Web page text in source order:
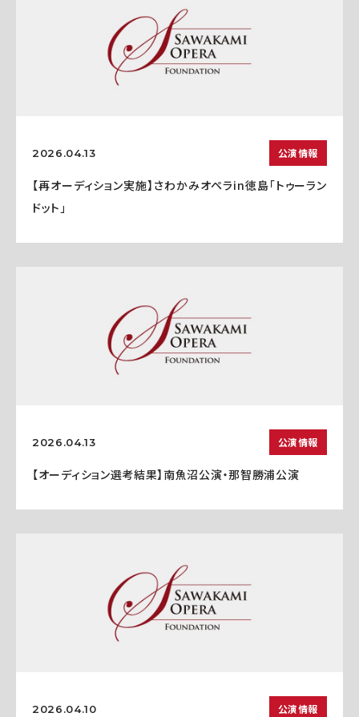
2026.04.13 公演情報
【再オーディション実施】さわかみオペラin徳島「トゥーラン
ドット」
2026.04.13 公演情報
【オーディション選考結果】南魚沼公演・那智勝浦公演
2026.04.10 公演情報